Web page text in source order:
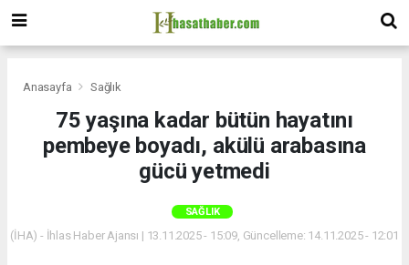
Anasayfa Sağlık
75 yaşına kadar bütün hayatını
pembeye boyadı, akülü arabasına
gücü yetmedi
SAĞLIK
(İHA) - İhlas Haber Ajansı | 13.11.2025 - 15:09, Güncelleme: 14.11.2025 - 12:01